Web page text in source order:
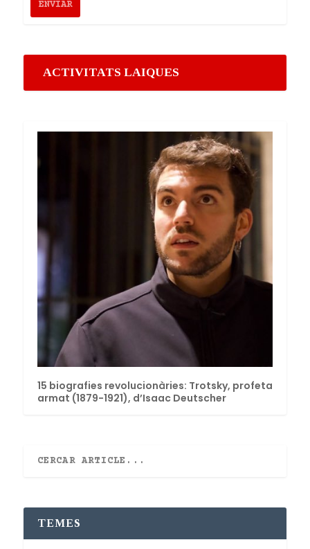
ACTIVITATS LAIQUES
15 biografies revolucionàries: Trotsky, profeta
armat (1879-1921), d’Isaac Deutscher
TEMES